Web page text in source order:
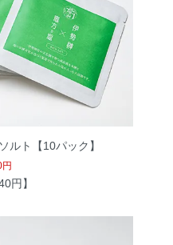
ルト【10パック】
円】